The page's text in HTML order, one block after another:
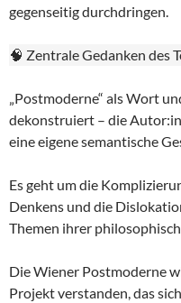
gegenseitig durchdringen.
🧠 Zentrale Gedanken des
„Postmoderne“ als Wort
dekonstruiert – die
eine eigene semantische
Es geht um die
Denkens und die
Themen ihrer
Die Wiener Postmoderne
Projekt verstanden, das